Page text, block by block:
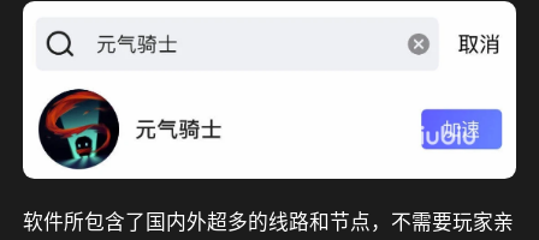
软件所包含了国内外超多的线路和节点，不需要玩家亲